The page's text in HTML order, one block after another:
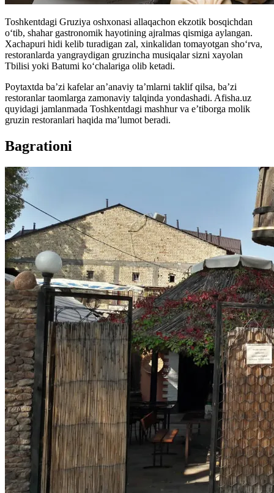
Toshkentdagi Gruziya oshxonasi allaqachon ekzotik bosqichdan
oʻtib, shahar gastronomik hayotining ajralmas qismiga aylangan.
Xachapuri hidi kelib turadigan zal, xinkalidan tomayotgan sho‘rva,
restoranlarda yangraydigan gruzincha musiqalar sizni xayolan
Tbilisi yoki Batumi koʻchalariga olib ketadi.
Poytaxtda ba’zi kafelar an’anaviy ta’mlarni taklif qilsa, ba’zi
restoranlar taomlarga zamonaviy talqinda yondashadi. Afisha.uz
quyidagi jamlanmada Toshkentdagi mashhur va e’tiborga molik
gruzin restoranlari haqida ma’lumot beradi.
Bagrationi